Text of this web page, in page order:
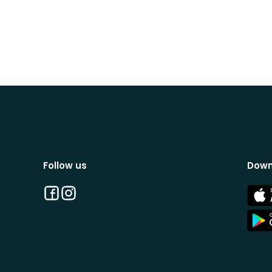
Follow us
Facebook
Instagram
App
Store
App
Store